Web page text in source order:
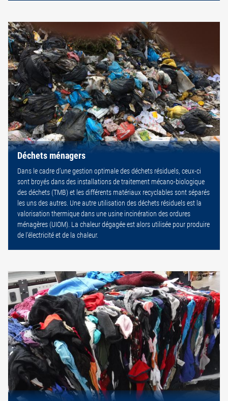
Déchets ménagers
Dans le cadre d’une gestion optimale des déchets résiduels, ceux-ci
sont broyés dans des installations de traitement mécano-biologique
des déchets (TMB) et les différents matériaux recyclables sont séparés
les uns des autres. Une autre utilisation des déchets résiduels est la
valorisation thermique dans une usine incinération des ordures
ménagères (UIOM). La chaleur dégagée est alors utilisée pour produire
de l’électricité et de la chaleur.